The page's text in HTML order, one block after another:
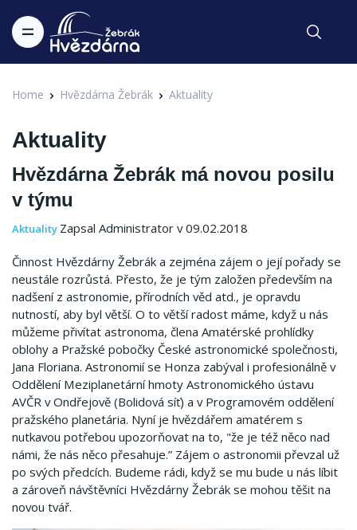
Home Hvězdárna Žebrák Aktuality
Aktuality
Hvězdárna Žebrák má novou posilu
v týmu
Aktuality Zapsal Administrator v 09.02.2018
Činnost Hvězdárny Žebrák a zejména zájem o její pořady se
neustále rozrůstá. Přesto, že je tým založen především na
nadšení z astronomie, přírodních věd atd., je opravdu
nutností, aby byl větší. O to větší radost máme, když u nás
můžeme přivítat astronoma, člena Amatérské prohlídky
oblohy a Pražské pobočky České astronomické společnosti,
Jana Floriana. Astronomií se Honza zabýval i profesionálně v
Oddělení Meziplanetární hmoty Astronomického ústavu
AVČR v Ondřejově (Bolidová síť) a v Programovém oddělení
pražského planetária. Nyní je hvězdářem amatérem s
nutkavou potřebou upozorňovat na to, "že je též něco nad
námi, že nás něco přesahuje.” Zájem o astronomii převzal už
po svých předcích. Budeme rádi, když se mu bude u nás líbit
a zároveň návštěvníci Hvězdárny Žebrák se mohou těšit na
novou tvář.